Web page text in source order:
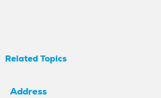
Related Topics
Address